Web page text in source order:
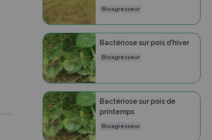
Bioagresseur
Bactériose sur pois d'hiver
Bioagresseur
Bactériose sur pois de
printemps
Bioagresseur